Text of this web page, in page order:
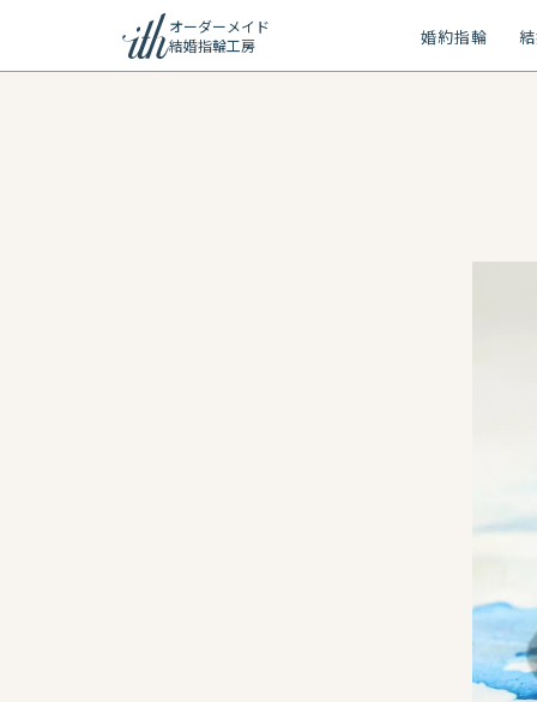
オーダーメイド
結婚指輪工房
婚約指輪